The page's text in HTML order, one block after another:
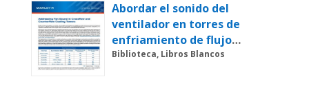
Abordar el sonido del
ventilador en torres de
enfriamiento de flujo
cruzado y contraflujo
Biblioteca, Libros Blancos